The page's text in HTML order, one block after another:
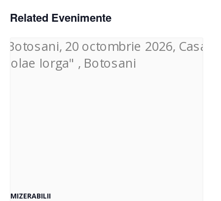
Related Evenimente
MIZERABILII